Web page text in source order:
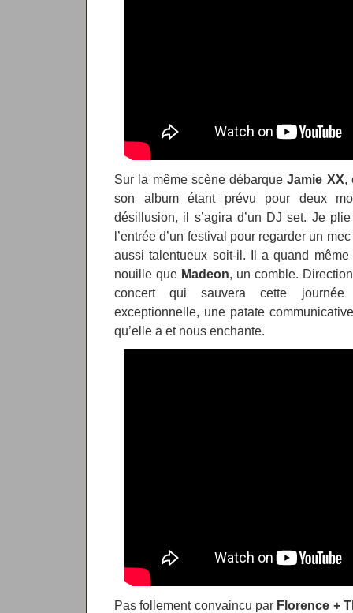
Sur la même scène débarqueJamie XX,
son album étant prévu pour deux
désillusion, il s’agira d’un DJ set. Je
l’entrée d’un festival pour regarder un
aussi talentueux soit-il. Il a quand
nouille que Madeon, un comble.
concert qui sauvera cette journée
exceptionnelle, une patate
qu’elle a et nous enchante.
Pas follement convaincu par Florence +